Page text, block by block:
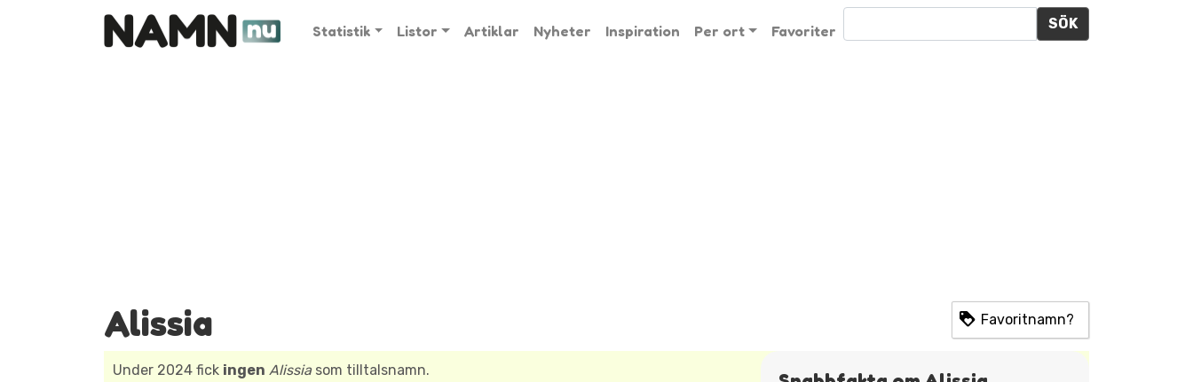
Statistik Listor Artiklar Nyheter Inspiration Per ort Favoriter SÖK
Alissia Favoritnamn?
Under 2024 fick ingen Alissiasom tilltalsnamn.